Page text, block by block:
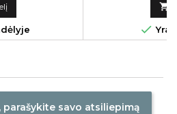

 Yra
parašykite savo atsiliepimą